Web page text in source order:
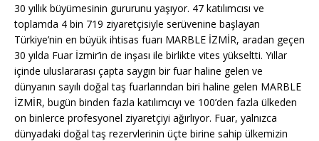
30 yıllık büyümesinin gururunu yaşıyor. 47 katılımcısı ve
toplamda 4 bin 719 ziyaretçisiyle serüvenine başlayan
Türkiye’nin en büyük ihtisas fuarı MARBLE İZMİR, aradan geçen
30 yılda Fuar İzmir’in de inşası ile birlikte vites yükseltti. Yıllar
içinde uluslararası çapta saygın bir fuar haline gelen ve
dünyanın sayılı doğal taş fuarlarından biri haline gelen MARBLE
İZMİR, bugün binden fazla katılımcıyı ve 100’den fazla ülkeden
on binlerce profesyonel ziyaretçiyi ağırlıyor. Fuar, yalnızca
dünyadaki doğal taş rezervlerinin üçte birine sahip ülkemizin